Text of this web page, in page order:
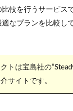
較を行うサービスで
なプランを比較し
トは宝島社の
サイトです。